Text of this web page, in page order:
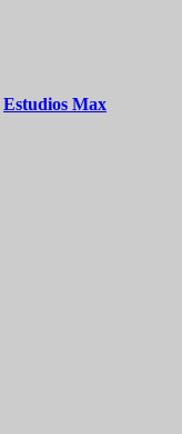
Estudios Max